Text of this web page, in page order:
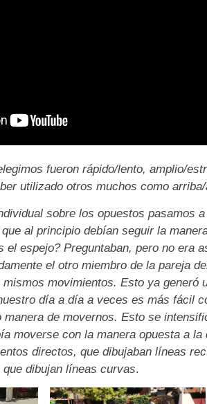
fueron rápido/lento, amplio/
utilizado otros muchos como
sobre los opuestos pasamos
al principio debían seguir la
el espejo? Preguntaban, pero no era
el otro miembro de la pareja
movimientos. Esto ya generó
día a día a veces es más fácil
de movernos. Esto se
moverse con la manera opuesta a
directos, que dibujaban líneas
dibujan líneas curvas.